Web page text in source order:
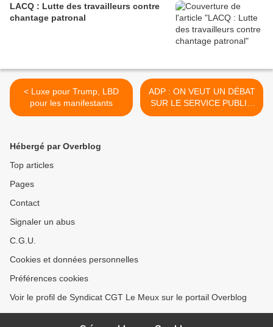
LACQ : Lutte des travailleurs contre
chantage patronal
< Luxe pour Trump, LBD
pour les manifestants
ADP : ON VEUT UN DÉBAT
SUR LE SERVICE PUBLIC
AÉROPORTUAIRE >
Hébergé par Overblog
Top articles
Pages
Contact
Signaler un abus
C.G.U.
Cookies et données personnelles
Préférences cookies
Voir le profil de Syndicat CGT Le Meux sur le portail Overblog